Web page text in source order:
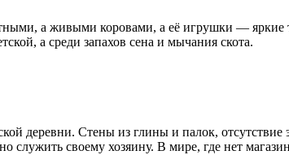
а живыми коровами, а её игрушки — яркие
а среди запахов сена и мычания скота.
деревни. Стены из глины и палок, отсутствие
своему хозяину. В мире, где нет